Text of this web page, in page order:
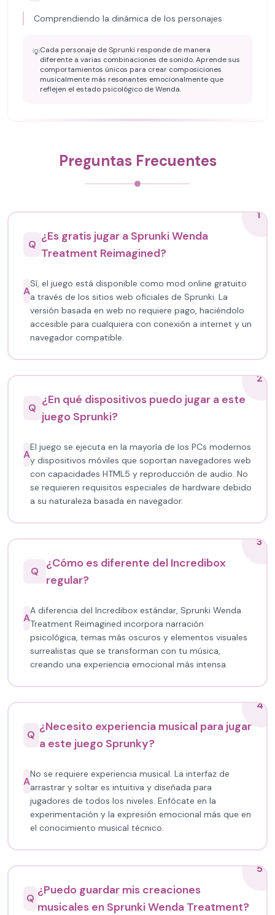
Comprendiendo la dinámica de los personajes
💡Cada personaje de Sprunki responde de manera
diferente a varias combinaciones de sonido. Aprende sus
comportamientos únicos para crear composiciones
musicalmente más resonantes emocionalmente que
reflejen el estado psicológico de Wenda.
Preguntas Frecuentes
1
Q
¿Es gratis jugar a Sprunki Wenda
Treatment Reimagined?
A
Sí, el juego está disponible como mod online gratuito
a través de los sitios web oficiales de Sprunki. La
versión basada en web no requiere pago, haciéndolo
accesible para cualquiera con conexión a internet y un
navegador compatible.
2
Q
¿En qué dispositivos puedo jugar a este
juego Sprunki?
A
El juego se ejecuta en la mayoría de los PCs modernos
y dispositivos móviles que soportan navegadores web
con capacidades HTML5 y reproducción de audio. No
se requieren requisitos especiales de hardware debido
a su naturaleza basada en navegador.
3
Q
¿Cómo es diferente del Incredibox
regular?
A
A diferencia del Incredibox estándar, Sprunki Wenda
Treatment Reimagined incorpora narración
psicológica, temas más oscuros y elementos visuales
surrealistas que se transforman con tu música,
creando una experiencia emocional más intensa.
4
Q
¿Necesito experiencia musical para jugar
a este juego Sprunky?
A
No se requiere experiencia musical. La interfaz de
arrastrar y soltar es intuitiva y diseñada para
jugadores de todos los niveles. Enfócate en la
experimentación y la expresión emocional más que en
el conocimiento musical técnico.
5
Q
¿Puedo guardar mis creaciones
musicales en Sprunki Wenda Treatment?